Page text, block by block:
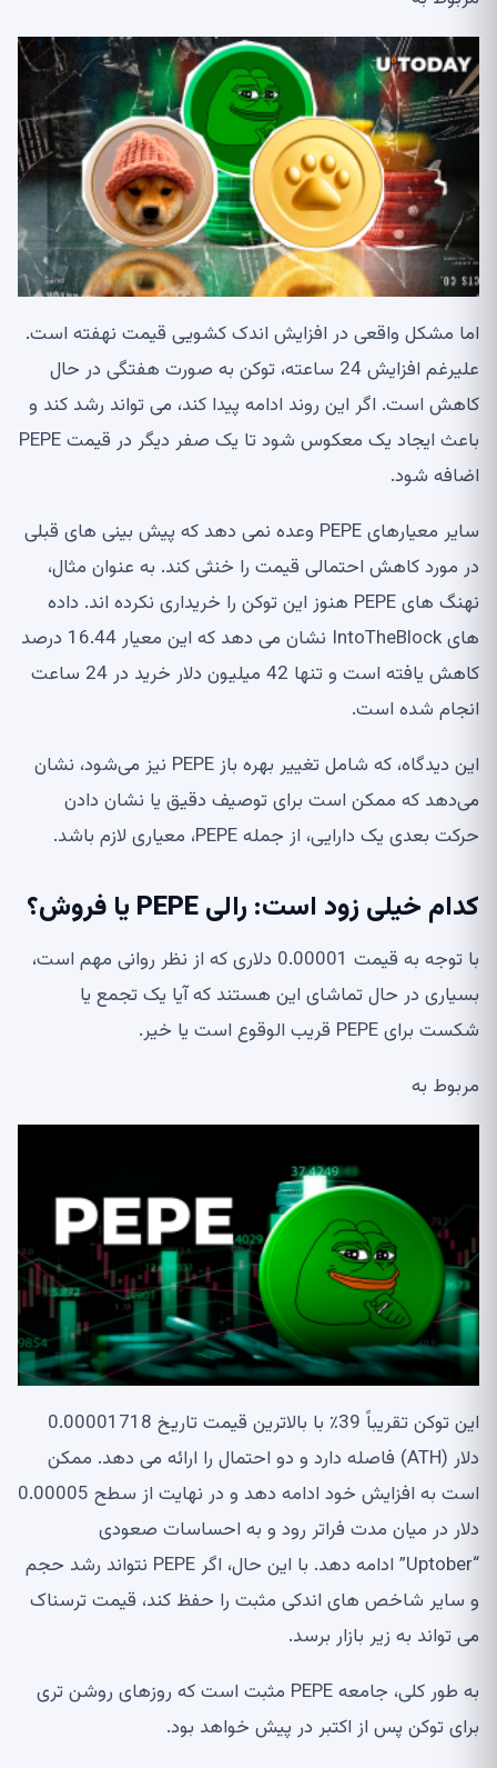
اما مشکل واقعی در افزایش اندک کشویی قیمت نهفته است.
علیرغم افزایش 24 ساعته، توکن به صورت هفتگی در حال
کاهش است. اگر این روند ادامه پیدا کند، می تواند رشد کند و
باعث ایجاد یک معکوس شود تا یک صفر دیگر در قیمت PEPE
اضافه شود.
سایر معیارهای PEPE وعده نمی دهد که پیش بینی های قبلی
در مورد کاهش احتمالی قیمت را خنثی کند. به عنوان مثال،
نهنگ های PEPE هنوز این توکن را خریداری نکرده اند. داده
های IntoTheBlock نشان می دهد که این معیار 16.44 درصد
کاهش یافته است و تنها 42 میلیون دلار خرید در 24 ساعت
انجام شده است.
این دیدگاه، که شامل تغییر بهره باز PEPE نیز می‌شود، نشان
می‌دهد که ممکن است برای توصیف دقیق یا نشان دادن
حرکت بعدی یک دارایی، از جمله PEPE، معیاری لازم باشد.
کدام خیلی زود است: رالی PEPE یا فروش؟
با توجه به قیمت 0.00001 دلاری که از نظر روانی مهم است،
بسیاری در حال تماشای این هستند که آیا یک تجمع یا
شکست برای PEPE قریب الوقوع است یا خیر.
مربوط به
این توکن تقریباً 39٪ با بالاترین قیمت تاریخ 0.00001718
دلار (ATH) فاصله دارد و دو احتمال را ارائه می دهد. ممکن
است به افزایش خود ادامه دهد و در نهایت از سطح 0.00005
دلار در میان مدت فراتر رود و به احساسات صعودی
“Uptober” ادامه دهد. با این حال، اگر PEPE نتواند رشد حجم
و سایر شاخص های اندکی مثبت را حفظ کند، قیمت ترسناک
می تواند به زیر بازار برسد.
به طور کلی، جامعه PEPE مثبت است که روزهای روشن تری
برای توکن پس از اکتبر در پیش خواهد بود.